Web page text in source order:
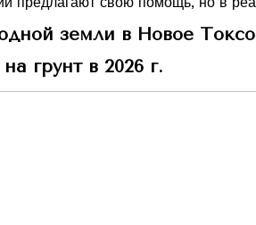
земли в Новое
грунт в 2026 г.